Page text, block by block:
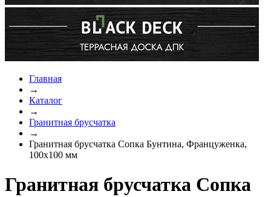
Главная
→
Каталог
→
Гранитная брусчатка
→
Гранитная брусчатка Сопка Бунтина, Француженка,
100x100 мм
Гранитная брусчатка Сопка